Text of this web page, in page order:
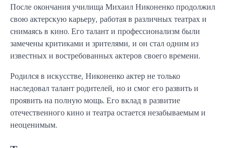
После окончания училища Михаил Никоненко продолжил
свою актерскую карьеру, работая в различных театрах и
снимаясь в кино. Его талант и профессионализм были
замечены критиками и зрителями, и он стал одним из
известных и востребованных актеров своего времени.
Родился в искусстве, Никоненко актер не только
наследовал талант родителей, но и смог его развить и
проявить на полную мощь. Его вклад в развитие
отечественного кино и театра остается незабываемым и
неоценимым.